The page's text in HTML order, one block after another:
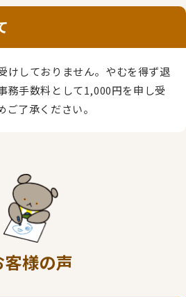
けしておりません。やむを得ず退
務手数料として1,000円を申し受
了承ください。
客様の声